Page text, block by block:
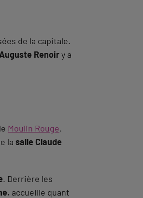
de la capitale.
Auguste Renoiry a
Moulin Rouge.
la salle Claude
. Derrière les
, accueille quant